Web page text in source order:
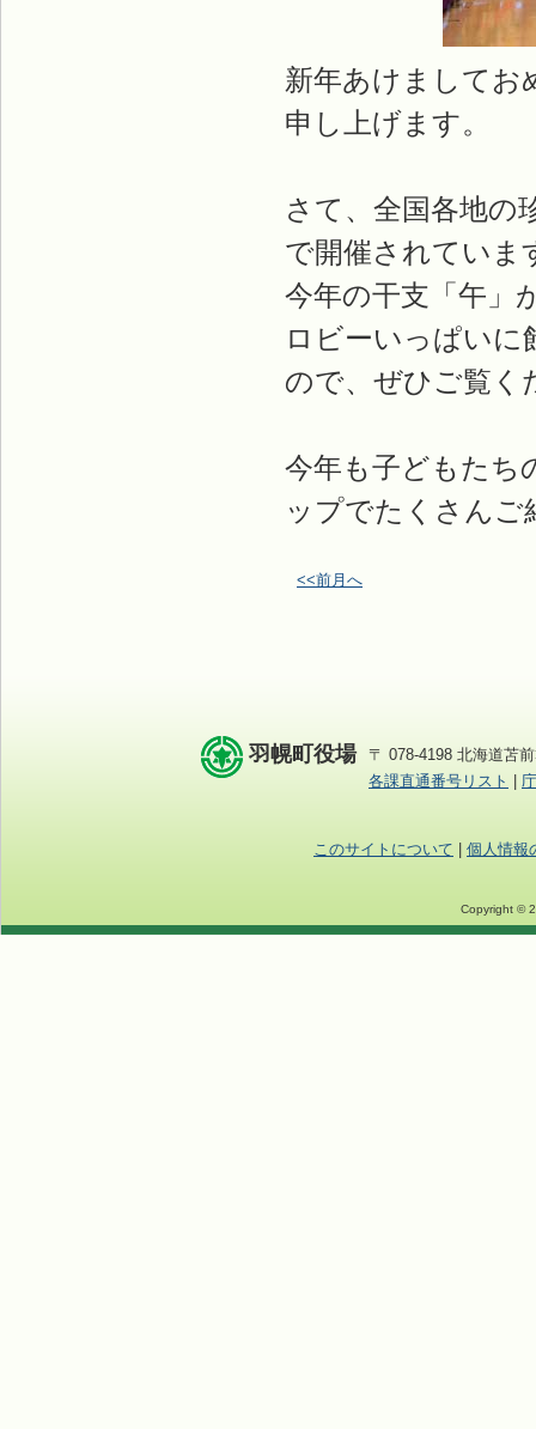
新年あけましてお
申し上げます。
さて、全国各地の
で開催されていま
今年の干支「午」
ロビーいっぱいに
ので、ぜひご覧く
今年も子どもたち
ップでたくさん
<<前月へ
羽幌町役場
〒 078-4198 北海道苫
各課直通番号リスト
このサイトについて 個人情報
Copyright ©